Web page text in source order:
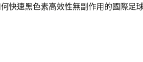
快速黑色素高效性無副作用的國際足